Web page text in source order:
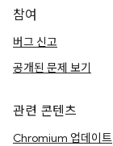
참여
버그 신고
공개된 문제 보기
관련 콘텐츠
Chromium 업데이트